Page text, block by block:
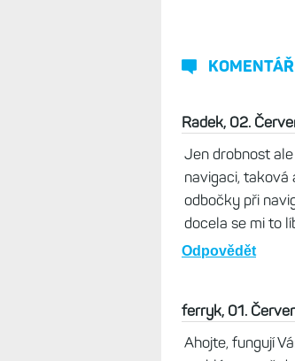
Radek, 02.
Jen drobnost
navigaci, taková
odbočky při
docela se mi to
Odpovědět
ferryk, 01.
Ahojte, fungují